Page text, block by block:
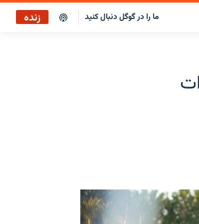
ما را در گوگل دنبال کنید زنده